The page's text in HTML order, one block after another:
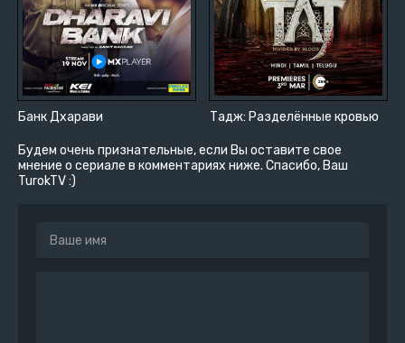
Банк Дхарави Тадж: Разделённые кровью
Будем очень признательные, если Вы оставите свое
мнение о сериале в комментариях ниже. Спасибо, Ваш
TurokTV :)